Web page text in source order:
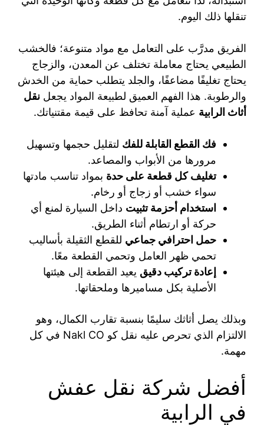
تنقلها ذلك اليوم.
الفريق مدرَّب على التعامل مع مواد متنوعة؛ فالخشب
الطبيعي يحتاج معاملة تختلف عن المعدن، والزجاج
يحتاج تغليفًا مضاعفًا، والجلد يتطلب حماية من الخدش
والرطوبة. هذا الفهم العميق لطبيعة المواد يجعل نقل
أثاث الرابية عملية آمنة تحافظ على قيمة مقتنياتك.
فك القطع القابلة للفك لتقليل حجمها وتسهيل
مرورها من الأبواب والمصاعد.
تغليف كل قطعة على حدة بمواد تناسب مادتها
سواء خشب أو زجاج أو رخام.
استخدام أحزمة تثبيت داخل السيارة لمنع أي
حركة أو ارتطام أثناء الطريق.
حمل احترافي جماعي للقطع الثقيلة بأساليب
تحمي ظهر العامل وتحمي القطعة معًا.
إعادة تركيب دقيق يعيد القطعة إلى هيئتها
الأصلية بكل مساميرها وملحقاتها.
وبذلك يصل أثاثك سليمًا بنسبة تقارب الكمال، وهو
الالتزام الذي تحرص عليه نقل كو Nakl CO في كل
مهمة.
أفضل شركة نقل عفش
في الرابية